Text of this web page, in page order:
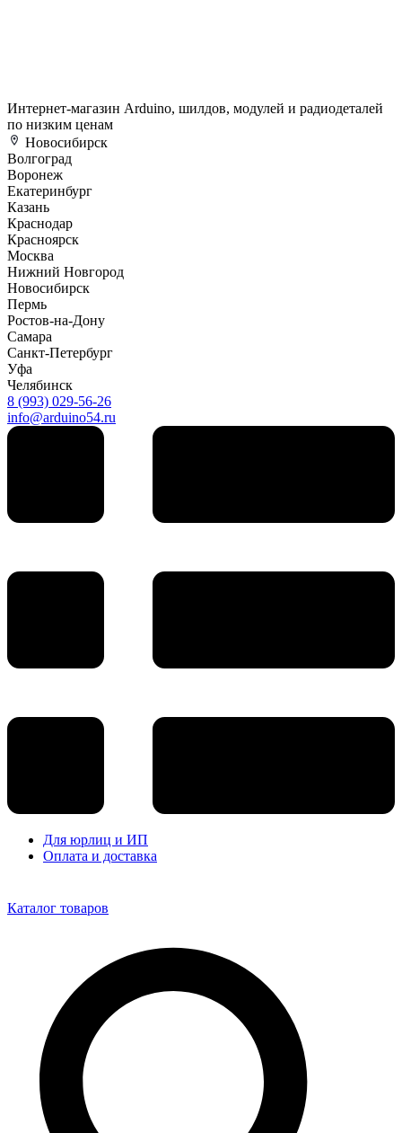
Интернет-магазин Arduino, шилдов, модулей и радиодеталей
по низким ценам
Новосибирск
Волгоград
Воронеж
Екатеринбург
Казань
Краснодар
Красноярск
Москва
Нижний Новгород
Новосибирск
Пермь
Ростов-на-Дону
Самара
Санкт-Петербург
Уфа
Челябинск
8 (993) 029-56-26
info@arduino54.ru
Для юрлиц и ИП
Оплата и доставка
Каталог товаров